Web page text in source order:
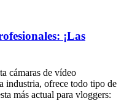
¡Las
cámaras de vídeo
industria, ofrece todo tipo de
más actual para vloggers: